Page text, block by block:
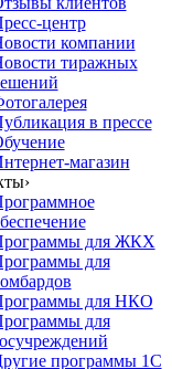
центр
компании
тиражных
в прессе
магазин
›
для ЖКХ
для
для НКО
для
программы 1С